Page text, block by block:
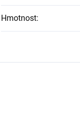
Hmotnost: